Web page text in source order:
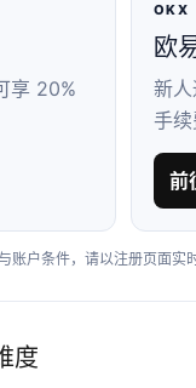
享 20%
OKX
欧
新
手续
前
户条件，请以注册页面实
度